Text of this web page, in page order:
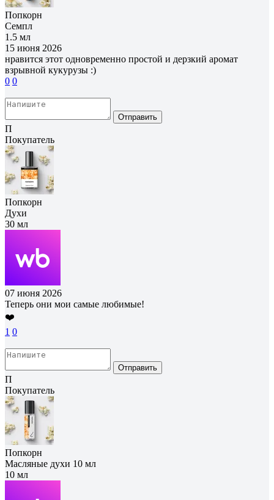
Попкорн
Семпл
1.5 мл
15 июня 2026
нравится этот одновременно простой и дерзкий аромат
взрывной кукурузы :)
0 0
Отправить
П
Покупатель
Попкорн
Духи
30 мл
07 июня 2026
Теперь они мои самые любимые!
❤️
1 0
Отправить
П
Покупатель
Попкорн
Масляные духи 10 мл
10 мл